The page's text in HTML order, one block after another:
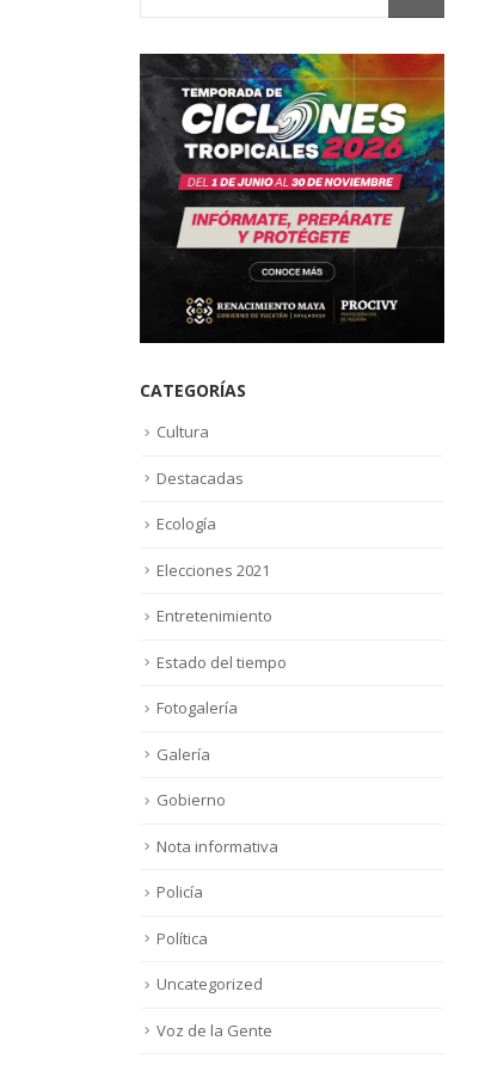
CATEGORÍAS
Cultura
Destacadas
Ecología
Elecciones 2021
Entretenimiento
Estado del tiempo
Fotogalería
Galería
Gobierno
Nota informativa
Policía
Política
Uncategorized
Voz de la Gente